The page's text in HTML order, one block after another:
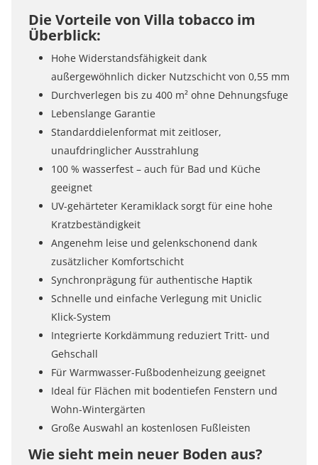
Die Vorteile von Villa tobacco im
Überblick:
Hohe Widerstandsfähigkeit dank
außergewöhnlich dicker Nutzschicht von 0,55 mm
Durchverlegen bis zu 400 m² ohne Dehnungsfuge
Lebenslange Garantie
Standarddielenformat mit zeitloser,
unaufdringlicher Ausstrahlung
100 % wasserfest – auch für Bad und Küche
geeignet
UV-gehärteter Keramiklack sorgt für eine hohe
Kratzbeständigkeit
Angenehm leise und gelenkschonend dank
zusätzlicher Komfortschicht
Synchronprägung für authentische Haptik
Schnelle und einfache Verlegung mit Uniclic
Klick-System
Integrierte Korkdämmung reduziert Tritt- und
Gehschall
Für Warmwasser-Fußbodenheizung geeignet
Ideal für Flächen mit bodentiefen Fenstern und
Wohn-Wintergärten
Große Auswahl an kostenlosen Fußleisten
Wie sieht mein neuer Boden aus?